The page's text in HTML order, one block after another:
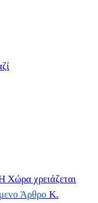
Xώρα χρειάζεται
Άρθρο Κ.